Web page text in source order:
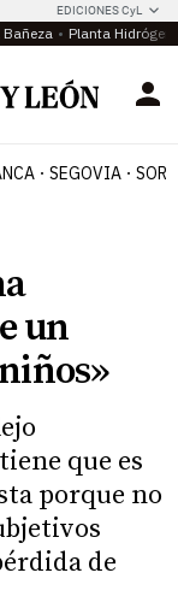
EDICIONES CyL
Bañeza Planta
SEGOVIA
un
que es
porque no
de